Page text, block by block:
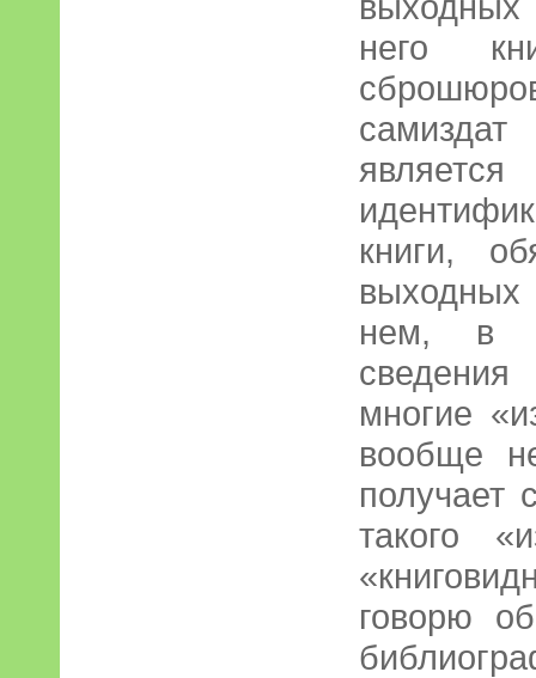
него
книги,
нем, в
многие
вообще
получает
такого
говорю